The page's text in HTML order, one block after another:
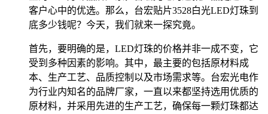
客户心中的优选。那么，台宏贴片3528白光LED灯珠到
底多少钱呢？今天，我们就来一探究竟。
首先，要明确的是，LED灯珠的价格并非一成不变，它
受到多种因素的影响。其中，最主要的包括原材料成
本、生产工艺、品质控制以及市场需求等。台宏光电作
为行业内知名的品牌厂家，一直以来都坚持选用优质的
原材料，并采用先进的生产工艺，确保每一颗灯珠都达